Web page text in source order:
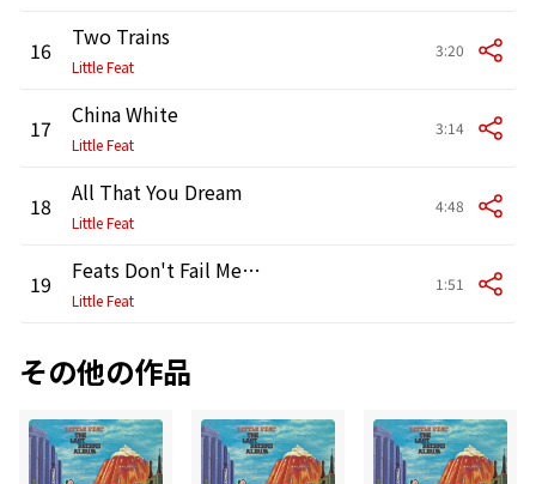
16 Two Trains
Little Feat
3:20
17 China White
Little Feat
3:14
18 All That You Dream
Little Feat
4:48
19 Feats Don't Fail Me Now
Little Feat
1:51
その他の作品